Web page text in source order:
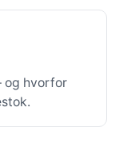
og hvorfor